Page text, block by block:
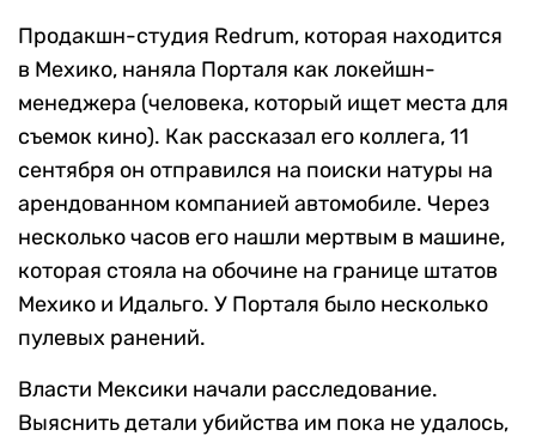
Продакшн-студия Redrum, которая находится
в Мехико, наняла Порталя как локейшн-
менеджера (человека, который ищет места для
съемок кино). Как рассказал его коллега, 11
сентября он отправился на поиски натуры на
арендованном компанией автомобиле. Через
несколько часов его нашли мертвым в машине,
которая стояла на обочине на границе штатов
Мехико и Идальго. У Порталя было несколько
пулевых ранений.
Власти Мексики начали расследование.
Выяснить детали убийства им пока не удалось,